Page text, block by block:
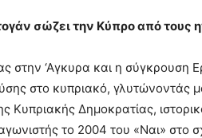
σώζει την Κύπρο από τους
στην ‘Αγκυρα και η σύγκρουση
στο κυπριακό, γλυτώνοντάς
Κυπριακής Δημοκρατίας,
το 2004 του «Ναι» στο